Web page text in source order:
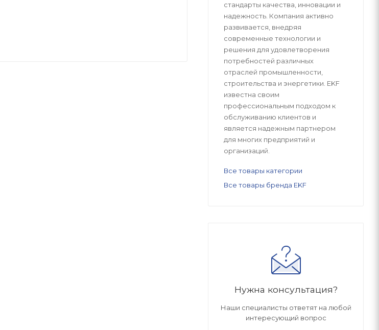
стандарты качества, инновации и
надежность. Компания активно
развивается, внедряя
современные технологии и
решения для удовлетворения
потребностей различных
отраслей промышленности,
строительства и энергетики. EKF
известна своим
профессиональным подходом к
обслуживанию клиентов и
является надежным партнером
для многих предприятий и
организаций.
Все товары категории
Все товары бренда EKF
Нужна консультация?
Наши специалисты ответят на любой
интересующий вопрос